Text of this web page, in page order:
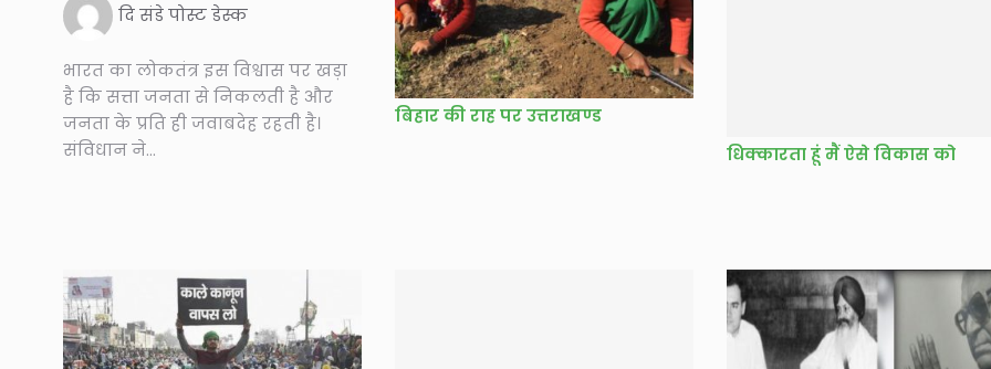
दि संडे पोस्ट डेस्क
भारत का लोकतंत्र इस विश्वास पर खड़ा
है कि सत्ता जनता से निकलती है और
जनता के प्रति ही जवाबदेह रहती है।
संविधान ने...
बिहार की राह पर उत्तराखण्ड